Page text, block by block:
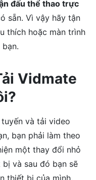
đấu thể thao trực
sẵn. Vì vậy hãy tận
thích hoặc màn trình
Vidmate
và tải video
bạn phải làm theo
một thay đổi nhỏ
và sau đó bạn sẽ
thiết bị của mình.